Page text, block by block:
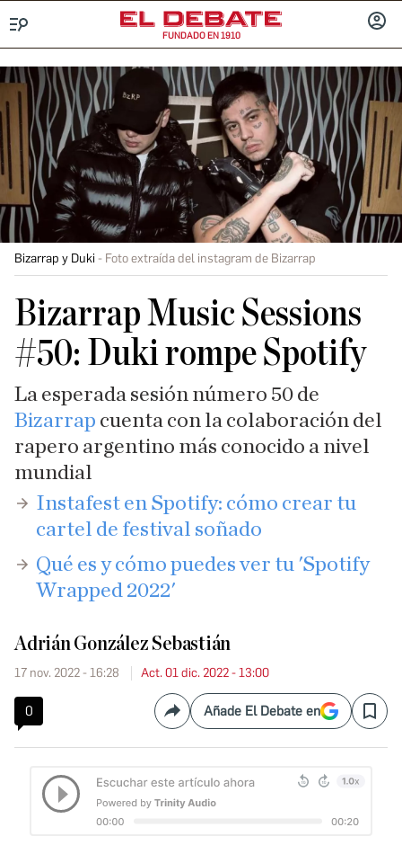
FUNDADO EN 1910
Bizarrap y Duki Foto extraída del instagram de Bizarrap
Bizarrap Music Sessions
#50: Duki rompe Spotify
La esperada sesión número 50 de
Bizarrap cuenta con la colaboración del
rapero argentino más conocido a nivel
mundial
​Instafest en Spotify: cómo crear tu
cartel de festival soñado
Qué es y cómo puedes ver tu 'Spotify
Wrapped 2022'
Adrián González Sebastián
17 nov. 2022 - 16:28 Act. 01 dic. 2022 - 13:00
0 CompartirAñade El Debate en Save